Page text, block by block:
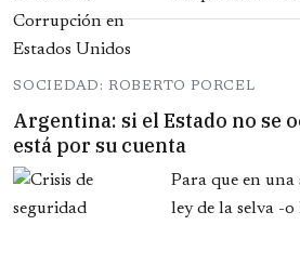
SOCIEDAD: ROBERTO PORCEL
Argentina: si el Estado no se
está por su cuenta
Para que en una
ley de la selva -